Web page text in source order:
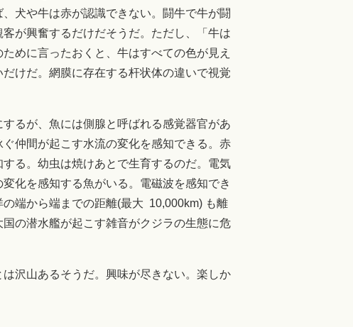
犬や牛は赤が認識できない。闘牛で牛が闘
が興奮するだけだそうだ。ただし、「牛は
めに言ったおくと、牛はすべての色が見え
けだ。網膜に存在する杆状体の違いで視覚
るが、魚には側腺と呼ばれる感覚器官があ
仲間が起こす水流の変化を感知できる。赤
る。幼虫は焼けあとで生育するのだ。電気
化を感知する魚がいる。電磁波を感知でき
端から端までの距離(最大 10,000km) も離
の潜水艦が起こす雑音がクジラの生態に危
沢山あるそうだ。興味が尽きない。楽しか